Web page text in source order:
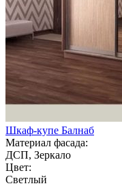
Шкаф-купе Балнаб
Материал фасада:
ДСП, Зеркало
Цвет:
Светлый